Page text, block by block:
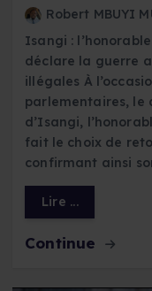
Robert MBUYI
Isangi :
déclare la guerre
illégales À
parlementaires, le
d’Isangi,
fait le choix de
confirmant ainsi
Lire ...
Continue